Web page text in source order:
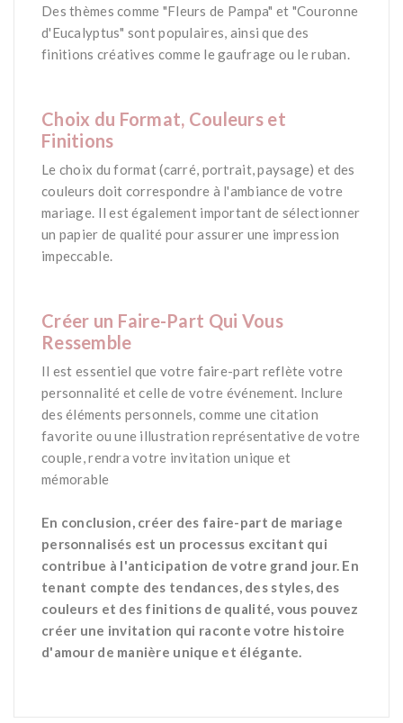
Des thèmes comme "Fleurs de Pampa" et "Couronne
d'Eucalyptus" sont populaires, ainsi que des
finitions créatives comme le gaufrage ou le ruban​.
Choix du Format, Couleurs et
Finitions
Le choix du format (carré, portrait, paysage) et des
couleurs doit correspondre à l'ambiance de votre
mariage. Il est également important de sélectionner
un papier de qualité pour assurer une impression
impeccable.
Créer un Faire-Part Qui Vous
Ressemble
Il est essentiel que votre faire-part reflète votre
personnalité et celle de votre événement. Inclure
des éléments personnels, comme une citation
favorite ou une illustration représentative de votre
couple, rendra votre invitation unique et
mémorable​
En conclusion, créer des faire-part de mariage
personnalisés est un processus excitant qui
contribue à l'anticipation de votre grand jour. En
tenant compte des tendances, des styles, des
couleurs et des finitions de qualité, vous pouvez
créer une invitation qui raconte votre histoire
d'amour de manière unique et élégante.